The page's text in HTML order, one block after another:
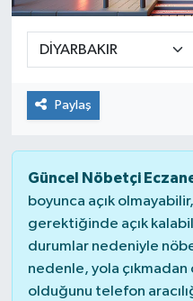
Paylaş
Güncel Nöbetçi
boyunca açık
gerektiğinde açık
durumlar nedeniyle
nedenle, yola çıkmadan
olduğunu telefon
SPOR
İLÇELERİMİZ
RESMİ İLAN